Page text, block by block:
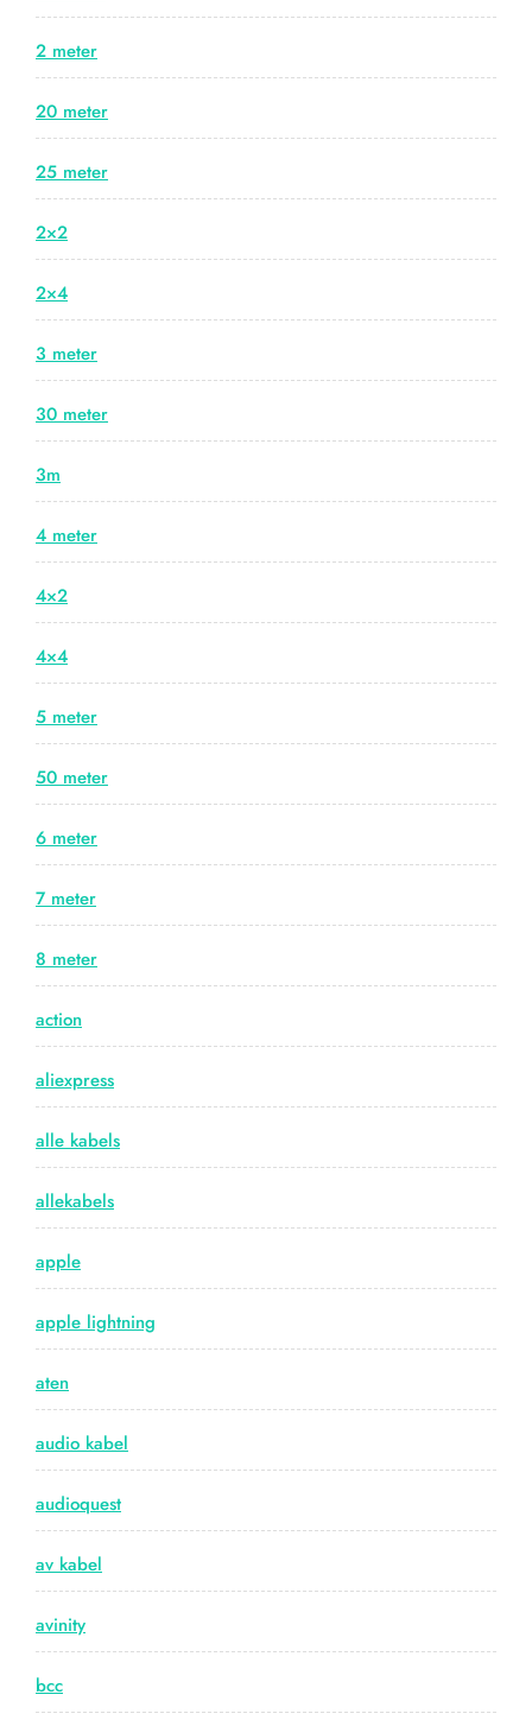
2 meter
20 meter
25 meter
2×2
2×4
3 meter
30 meter
3m
4 meter
4×2
4×4
5 meter
50 meter
6 meter
7 meter
8 meter
action
aliexpress
alle kabels
allekabels
apple
apple lightning
aten
audio kabel
audioquest
av kabel
avinity
bcc